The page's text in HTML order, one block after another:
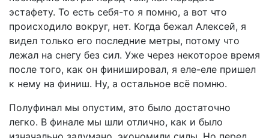
эстафету. То есть себя-то я помню, а вот что
происходило вокруг, нет. Когда бежал Алексей, я
видел только его последние метры, потому что
лежал на снегу без сил. Уже через некоторое время
после того, как он финишировал, я еле-еле пришел
к нему на финиш. Ну, а остальное всё помню.
Полуфинал мы опустим, это было достаточно
легко. В финале мы шли отлично, как и было